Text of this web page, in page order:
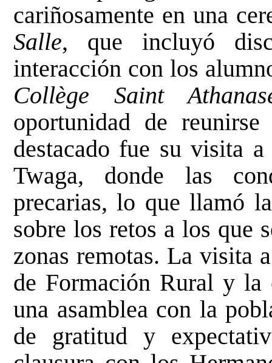
cariñosamente en una
Salle, que incluyó
interacción con los
Collège Saint
oportunidad de
destacado fue su visita
Twaga, donde las
precarias, lo que llamó
sobre los retos a los que
zonas remotas. La visita
de Formación Rural y la
una asamblea con la
de gratitud y